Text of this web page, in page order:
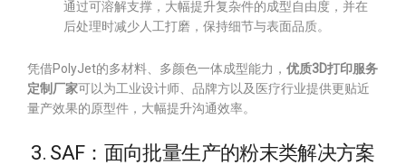
通过可溶解支撑，大幅提升复杂件的成型自由度，并在
后处理时减少人工打磨，保持细节与表面品质。
凭借PolyJet的多材料、多颜色一体成型能力， 优质3D打印服务
定制厂家可以为工业设计师、品牌方以及医疗行业提供更贴近
量产效果的原型件，大幅提升沟通效率。
3. SAF：面向批量生产的粉末类解决方案